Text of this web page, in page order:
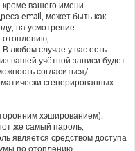
вашего имени
email, может быть как
на усмотрение
любом случае у вас есть
вашей учётной записи будет
согласиться/
сгенерированных
хэшированием).
же самый пароль,
является средством доступа
по отоплению,